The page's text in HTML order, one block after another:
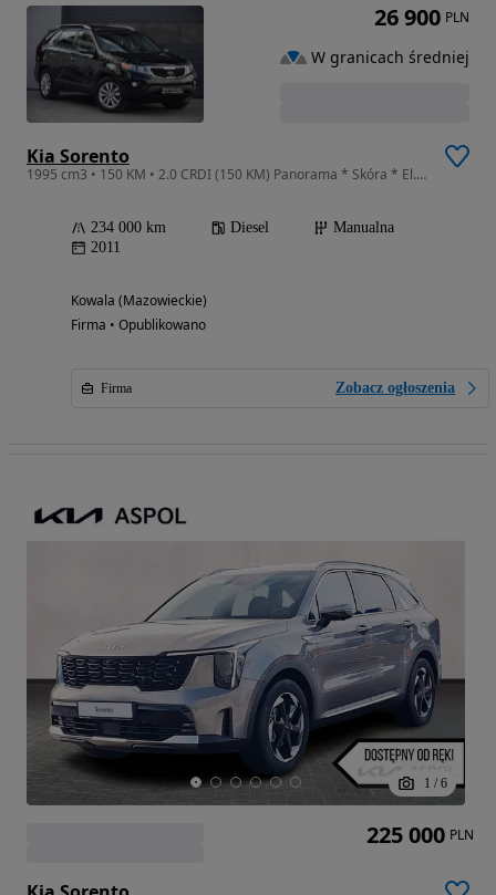
Kia Sorento
1995 cm3 • 150 KM • 2.0 CRDI (150 KM) Panorama * Skóra * El. Fotel * Nawigacja * Gwarancja
234 000 km Diesel
Manualna
2011
Kowala (Mazowieckie)
Firma • Opublikowano
Firma Zobacz ogłoszenia
26 900 PLN
W granicach średniej
1 / 6
225 000 PLN